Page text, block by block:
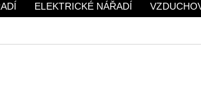
ELEKTRICKÉ NÁŘADÍ